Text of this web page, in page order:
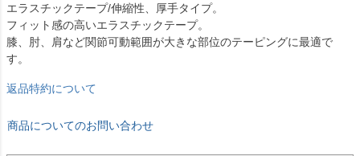
エラスチックテープ/伸縮性、厚手タイプ。
フィット感の高いエラスチックテープ。
膝、肘、肩など関節可動範囲が大きな部位のテーピングに最適で
す。
返品特約について
商品についてのお問い合わせ